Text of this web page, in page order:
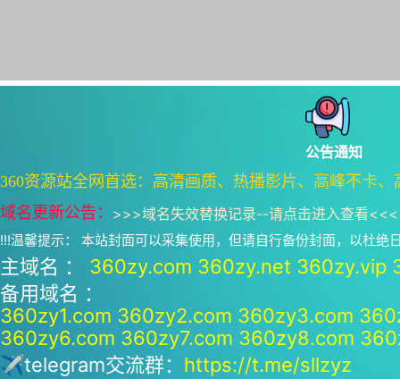
公告通知
360资源站全网首选：高清画质、热播影片、高峰不卡
域名更新公告： >>>域名失效替换记录--请点击进入查看<<<
!!!温馨提示： 本站封面可以采集使用，但请自行备份封面，以杜绝
主域名 ： 360zy.com 360zy.net 360zy.vip
备用域名 ：
360zy1.com 360zy2.com 360zy3.com
360zy6.com 360zy7.com 360zy8.com
✈telegram交流群： https://t.me/sllzyz